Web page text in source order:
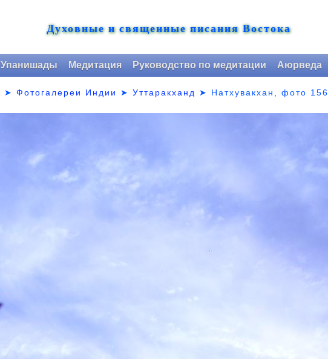
Духовные и священные писания Востока
Упанишады Медитация Руководство по медитации Аюрведа
➤Фотогалереи Индии ➤Уттаракханд ➤ Натхувакхан, фото 156